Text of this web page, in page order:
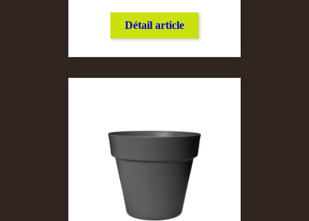
Détail article